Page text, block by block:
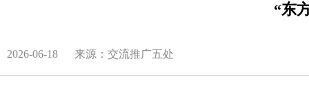
“东
2026-06-18 来源：交流推广五处